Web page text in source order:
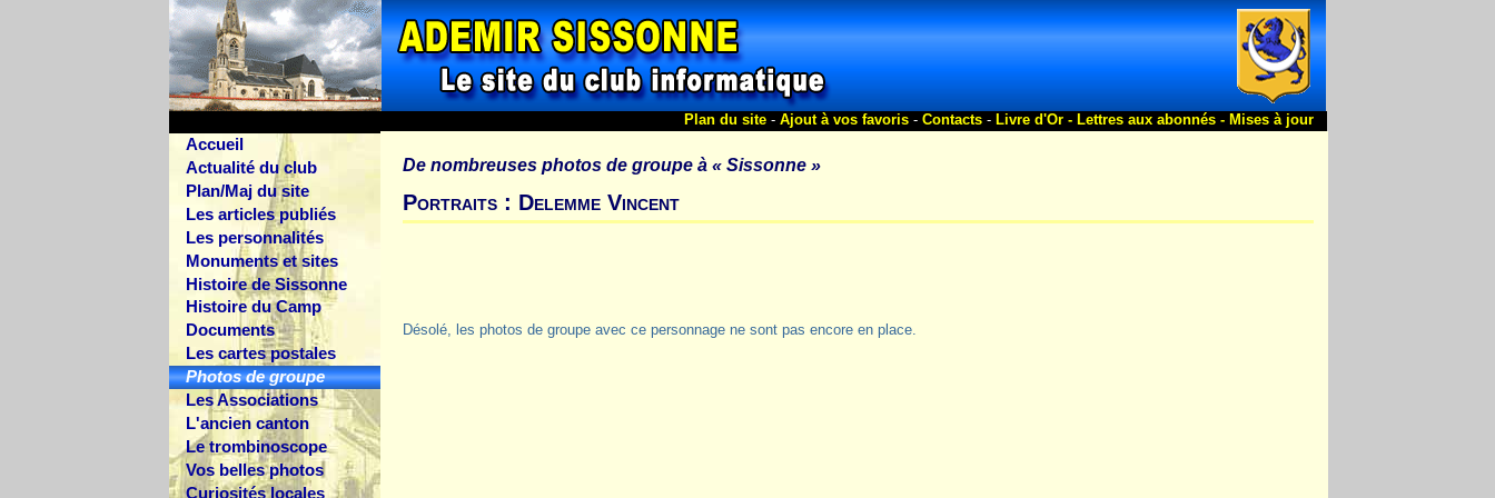
Accueil
Actualité du club
Plan/Maj du site
Les articles publiés
Les personnalités
Monuments et sites
Histoire de Sissonne
Histoire du Camp
Documents
Les cartes postales
Photos de groupe
Les Associations
L'ancien canton
Le trombinoscope
Vos belles photos
Curiosités locales
Plan du site- Ajout à vos favoris- Contacts- Livre d'Or - Lettres aux abonnés - Mises à jour
De nombreuses photos de groupe à « Sissonne »
Portraits : Delemme Vincent
Désolé, les photos de groupe avec ce personnage ne sont pas encore en place.